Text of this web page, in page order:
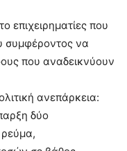
επιχειρηματίες που
συμφέροντος να
που αναδεικνύουν
ανεπάρκεια:
δύο